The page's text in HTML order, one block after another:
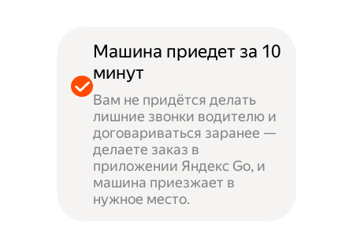
Машина приедет за 10
минут
Вам не придётся делать
лишние звонки водителю и
договариваться заранее —
делаете заказ в
приложении Яндекс Go, и
машина приезжает в
нужное место.